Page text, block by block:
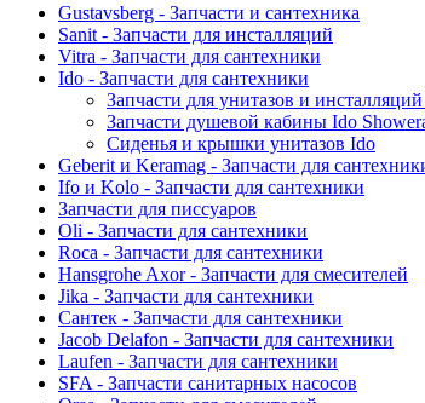
Gustavsberg - Запчасти и сантехника
Sanit - Запчасти для инсталляций
Vitra - Запчасти для сантехники
Ido - Запчасти для сантехники
Запчасти для унитазов и
Запчасти душевой кабины Ido
Сиденья и крышки унитазов Ido
Geberit и Keramag - Запчасти для
Ifo и Kolo - Запчасти для сантехники
Запчасти для писсуаров
Oli - Запчасти для сантехники
Roca - Запчасти для сантехники
Hansgrohe Axor - Запчасти для смесителей
Jika - Запчасти для сантехники
Сантек - Запчасти для сантехники
Jacob Delafon - Запчасти для сантехники
Laufen - Запчасти для сантехники
SFA - Запчасти санитарных насосов